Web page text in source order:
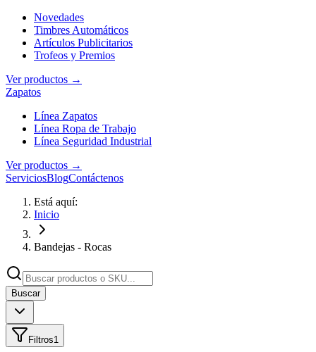
Novedades
Timbres Automáticos
Artículos Publicitarios
Trofeos y Premios
Ver productos →
Zapatos
Línea Zapatos
Línea Ropa de Trabajo
Línea Seguridad Industrial
Ver productos →
ServiciosBlogContáctenos
Está aquí:
Inicio
Bandejas - Rocas
Buscar
Filtros1